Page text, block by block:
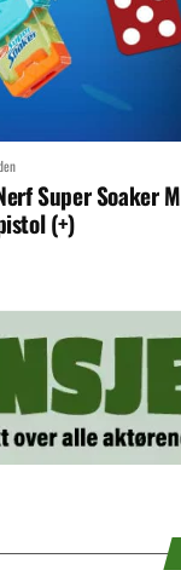
Super Soaker
(+)